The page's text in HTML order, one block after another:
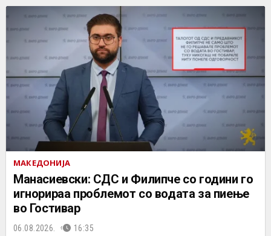
МАКЕДОНИЈА
Манасиевски: СДС и Филипче со години го
игнорираа проблемот со водата за пиење
во Гостивар
06.08.2026. 16:35